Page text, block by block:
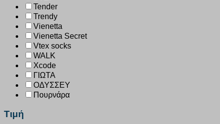
Tender
Trendy
Vienetta
Vienetta Secret
Vtex socks
WALK
Xcode
ΓΙΩΤΑ
ΟΔΥΣΣΕΥ
Πουρνάρα
Τιμή